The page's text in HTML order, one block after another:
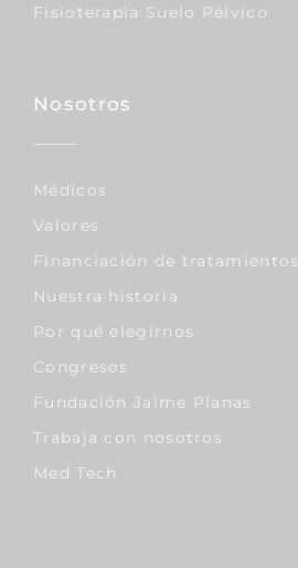
Fisioterapia Suelo Pélvico
Nosotros
Médicos
Valores
Financiación de tratamientos
Nuestra historia
Por qué elegirnos
Congresos
Fundación Jaime Planas
Trabaja con nosotros
Med Tech